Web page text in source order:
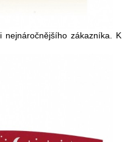
zákazníka. K